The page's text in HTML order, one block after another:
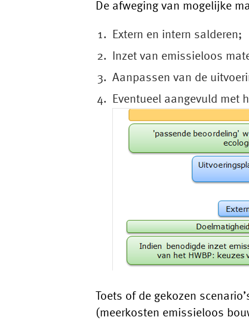
De afweging van mogelijke
Extern en intern salderen;
Inzet van emissieloos
Aanpassen van de
Eventueel aangevuld met
Toets of de gekozen
(meerkosten emissieloos